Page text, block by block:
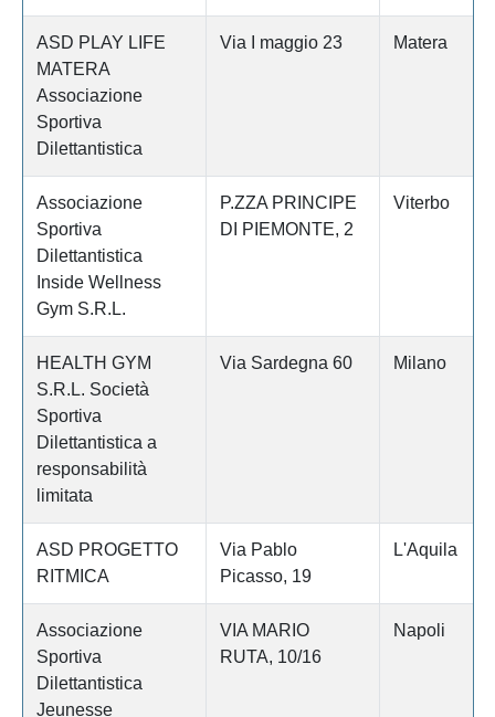
ASD PLAY LIFE
MATERA
Associazione
Sportiva
Dilettantistica
Via I maggio 23 Matera
Associazione
Sportiva
Dilettantistica
Inside Wellness
Gym S.R.L.
P.ZZA PRINCIPE
DI PIEMONTE, 2
Viterbo
HEALTH GYM
S.R.L. Società
Sportiva
Dilettantistica a
responsabilità
limitata
Via Sardegna 60 Milano
ASD PROGETTO
RITMICA
Via Pablo
Picasso, 19
L'Aquila
Associazione
Sportiva
Dilettantistica
Jeunesse
VIA MARIO
RUTA, 10/16
Napoli